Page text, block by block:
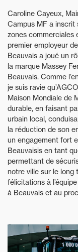
Caroline Cayeux,
Campus MF a inscrit
zones commerciales
premier employeur
Beauvais a joué un
la marque Massey
Beauvais. Comme
je suis ravie
Maison Mondiale de
durable, en faisant
urbain local,
la réduction de son
un engagement fort
Beauvaisis en tant
permettant de
notre ville sur le long
félicitations à
à Beauvais et au